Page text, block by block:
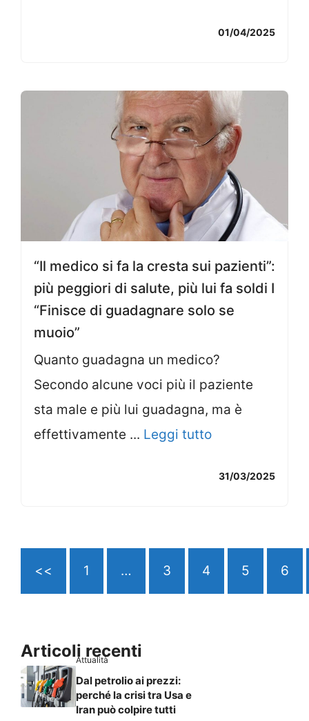
01/04/2025
“Il medico si fa la cresta sui pazienti”:
più peggiori di salute, più lui fa soldi I
“Finisce di guadagnare solo se
muoio”
Quanto guadagna un medico?
Secondo alcune voci più il paziente
sta male e più lui guadagna, ma è
effettivamente ... Leggi tutto
31/03/2025
<< 1 … 3 4 5 6
Articoli recenti
Attualità
Dal petrolio ai prezzi:
perché la crisi tra Usa e
Iran può colpire tutti